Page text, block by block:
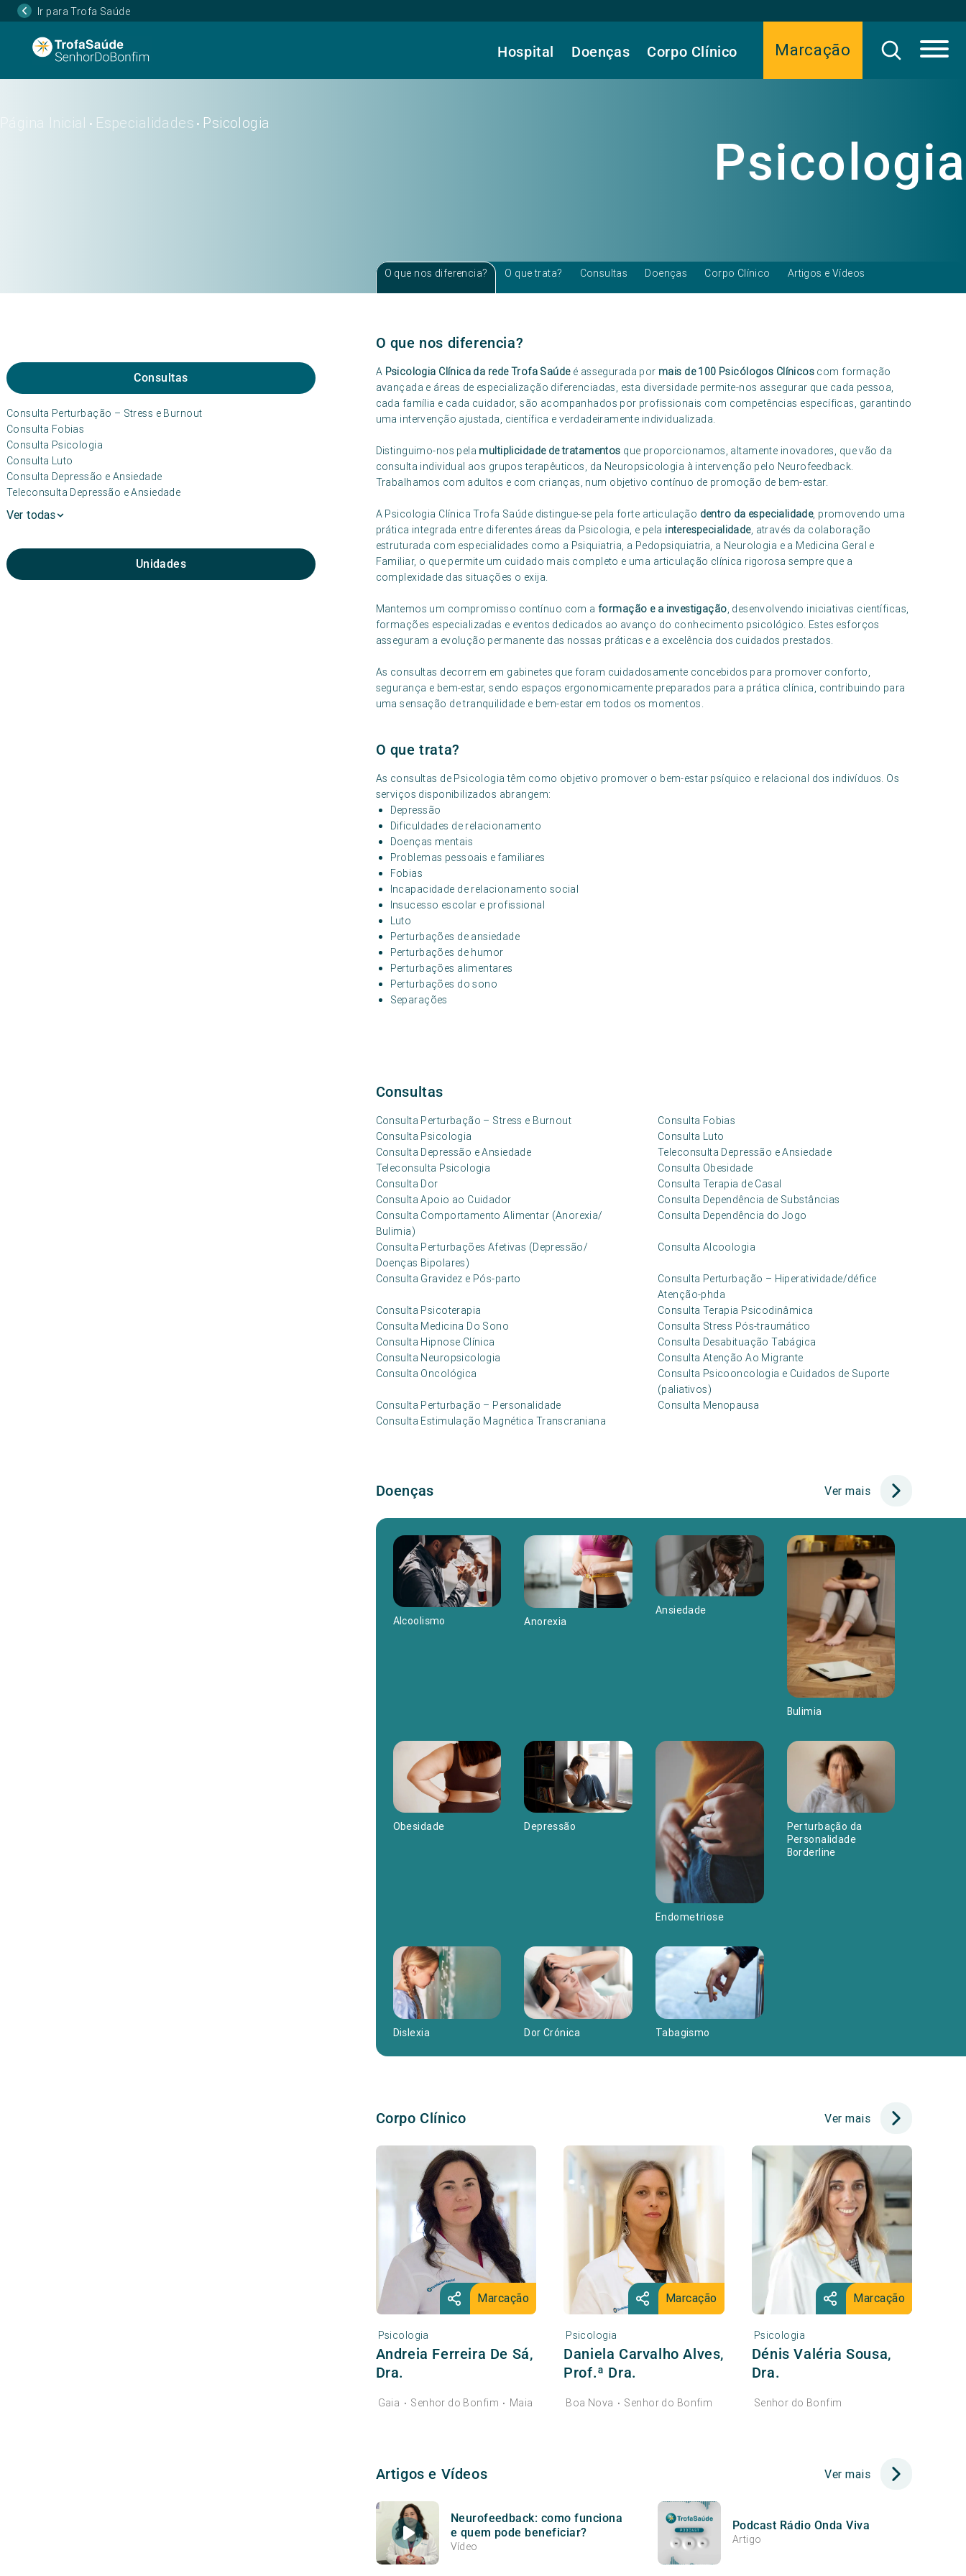
Ir para Trofa Saúde
Marcação
Hospital Doenças Corpo Clínico
Página Inicial • Especialidades • Psicologia
Psicologia
Consultas
Consulta Perturbação – Stress e Burnout
Consulta Fobias
Consulta Psicologia
Consulta Luto
Consulta Depressão e Ansiedade
Teleconsulta Depressão e Ansiedade
Ver todas
Unidades
O que nos diferencia? O que trata? Consultas Doenças Corpo Clínico Artigos e Vídeos
O que nos diferencia?
A Psicologia Clínica da rede Trofa Saúdeé assegurada por mais de 100 Psicólogos Clínicos com formação
avançada e áreas de especialização diferenciadas, esta diversidade permite-nos assegurar que cada pessoa,
cada família e cada cuidador, são acompanhados por profissionais com competências específicas, garantindo
uma intervenção ajustada, científica e verdadeiramente individualizada.
Distinguimo-nos pela multiplicidade de tratamentos que proporcionamos, altamente inovadores, que vão da
consulta individual aos grupos terapêuticos, da Neuropsicologia à intervenção pelo Neurofeedback.
Trabalhamos com adultos e com crianças, num objetivo contínuo de promoção de bem-estar.
A Psicologia Clínica Trofa Saúde distingue-se pela forte articulação dentro da especialidade, promovendo uma
prática integrada entre diferentes áreas da Psicologia, e pela interespecialidade, através da colaboração
estruturada com especialidades como a Psiquiatria, a Pedopsiquiatria, a Neurologia e a Medicina Geral e
Familiar, o que permite um cuidado mais completo e uma articulação clínica rigorosa sempre que a
complexidade das situações o exija.
Mantemos um compromisso contínuo com aformação e a investigação, desenvolvendo iniciativas científicas,
formações especializadas e eventos dedicados ao avanço do conhecimento psicológico. Estes esforços
asseguram a evolução permanente das nossas práticas e a excelência dos cuidados prestados.
As consultas decorrem em gabinetes que foram cuidadosamente concebidos para promover conforto,
segurança e bem-estar, sendo espaços ergonomicamente preparados para a prática clínica, contribuindo para
uma sensação de tranquilidade e bem-estar em todos os momentos.
O que trata?
As consultas de Psicologia têm como objetivo promover o bem-estar psíquico e relacional dos indivíduos. Os
serviços disponibilizados abrangem:
Depressão
Dificuldades de relacionamento
Doenças mentais
Problemas pessoais e familiares
Fobias
Incapacidade de relacionamento social
Insucesso escolar e profissional
Luto
Perturbações de ansiedade
Perturbações de humor
Perturbações alimentares
Perturbações do sono
Separações
Consultas
Consulta Perturbação – Stress e Burnout
Consulta Fobias
Consulta Psicologia
Consulta Luto
Consulta Depressão e Ansiedade
Teleconsulta Depressão e Ansiedade
Teleconsulta Psicologia
Consulta Obesidade
Consulta Dor
Consulta Terapia de Casal
Consulta Apoio ao Cuidador
Consulta Dependência de Substâncias
Consulta Comportamento Alimentar (Anorexia/
Bulimia)
Consulta Dependência do Jogo
Consulta Perturbações Afetivas (Depressão/
Doenças Bipolares)
Consulta Alcoologia
Consulta Gravidez e Pós-parto
Consulta Perturbação – Hiperatividade/défice
Atenção-phda
Consulta Psicoterapia
Consulta Terapia Psicodinâmica
Consulta Medicina Do Sono
Consulta Stress Pós-traumático
Consulta Hipnose Clínica
Consulta Desabituação Tabágica
Consulta Neuropsicologia
Consulta Atenção Ao Migrante
Consulta Oncológica
Consulta Psicooncologia e Cuidados de Suporte
(paliativos)
Consulta Perturbação – Personalidade
Consulta Menopausa
Consulta Estimulação Magnética Transcraniana
Doenças Ver mais
Alcoolismo Anorexia
Ansiedade
Bulimia
Obesidade Depressão
Endometriose
Perturbação da
Personalidade
Borderline
Dislexia Dor Crónica Tabagismo
Corpo Clínico Ver mais
Marcação
Psicologia
Andreia Ferreira De Sá,
Dra.
Gaia • Senhor do Bonfim • Maia
Marcação
Psicologia
Daniela Carvalho Alves,
Prof.ª Dra.
Boa Nova • Senhor do Bonfim
Marcação
Psicologia
Dénis Valéria Sousa,
Dra.
Senhor do Bonfim
Artigos e Vídeos Ver mais
Neurofeedback: como funciona
e quem pode beneficiar?
Vídeo
Podcast Rádio Onda Viva
Artigo